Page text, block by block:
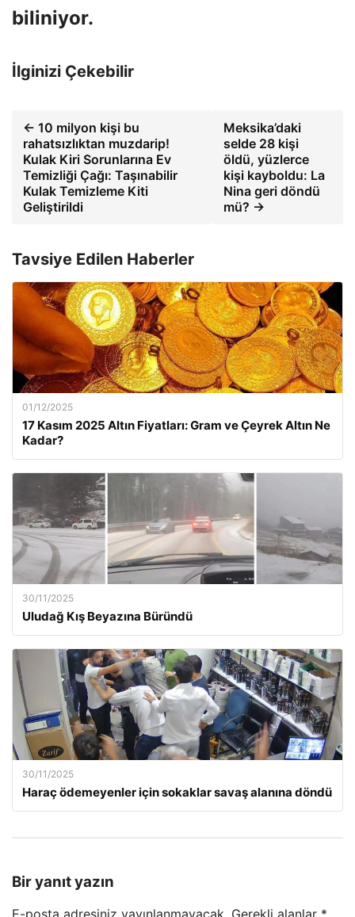
biliniyor.
İlginizi Çekebilir
← 10 milyon kişi bu
rahatsızlıktan muzdarip!
Kulak Kiri Sorunlarına Ev
Temizliği Çağı: Taşınabilir
Kulak Temizleme Kiti
Geliştirildi
Meksika’daki
selde 28 kişi
öldü, yüzlerce
kişi kayboldu: La
Nina geri döndü
mü? →
Tavsiye Edilen Haberler
01/12/2025
17 Kasım 2025 Altın Fiyatları: Gram ve Çeyrek Altın Ne
Kadar?
30/11/2025
Uludağ Kış Beyazına Büründü
30/11/2025
Haraç ödemeyenler için sokaklar savaş alanına döndü
Bir yanıt yazın
E-posta adresiniz yayınlanmayacak. Gerekli alanlar *